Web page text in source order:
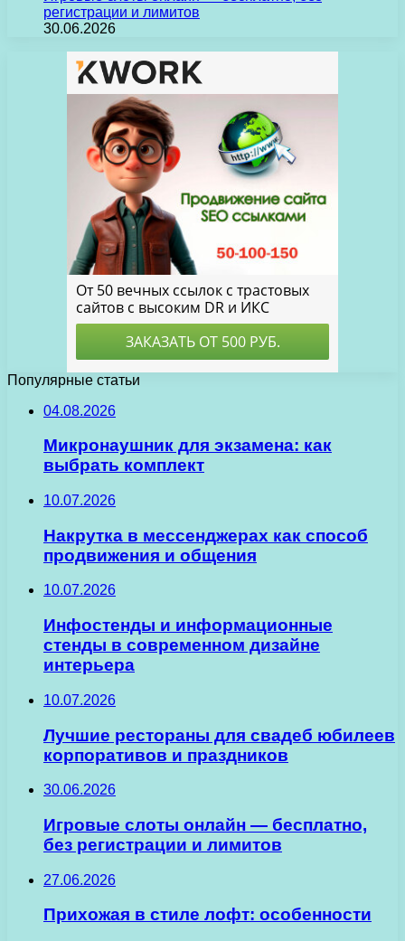
регистрации и лимитов
30.06.2026
Популярные статьи
04.08.2026
Микронаушник для экзамена: как
выбрать комплект
10.07.2026
Накрутка в мессенджерах как способ
продвижения и общения
10.07.2026
Инфостенды и информационные
стенды в современном дизайне
интерьера
10.07.2026
Лучшие рестораны для свадеб юбилеев
корпоративов и праздников
30.06.2026
Игровые слоты онлайн — бесплатно,
без регистрации и лимитов
27.06.2026
Прихожая в стиле лофт: особенности